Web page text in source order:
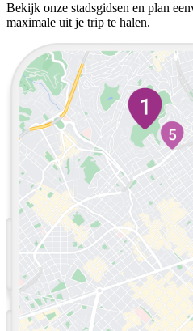
Bekijk onze stadsgidsen en plan
maximale uit je trip te halen.